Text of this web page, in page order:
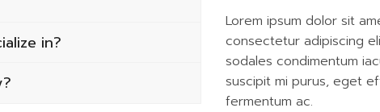
in?
Lorem ipsum dolor sit
consectetur adipiscing
sodales condimentum
suscipit mi purus, eget
fermentum ac.